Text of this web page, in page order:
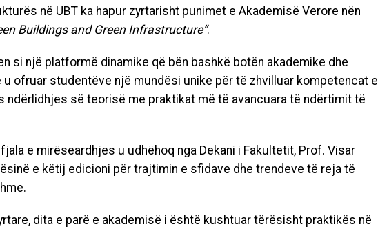
në UBT ka hapur zyrtarisht punimet e Akademisë Verore nën
Buildings and Green Infrastructure”.
si një platformë dinamike që bën bashkë botën akademike dhe
u ofruar studentëve një mundësi unike për të zhvilluar kompetencat e
ndërlidhjes së teorisë me praktikat më të avancuara të ndërtimit të
e mirëseardhjes u udhëhoq nga Dekani i Fakultetit, Prof. Visar
e këtij edicioni për trajtimin e sfidave dhe trendeve të reja të
dita e parë e akademisë i është kushtuar tërësisht praktikës në